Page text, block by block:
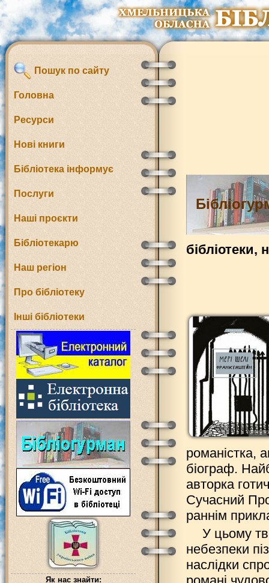
Пошук по сайту
Головна
Ресурси
Нові книги
Бібліотека інформує
Послуги
Наші проєкти
Бібліотекарю
Наш регіон
Про бібліотеку
Інші бібліотеки
Як нас знайти:
бібліотеки,
романістка,
біограф.
авторка
Сучасний
раннім
У цьому
небезпеки
наслідки